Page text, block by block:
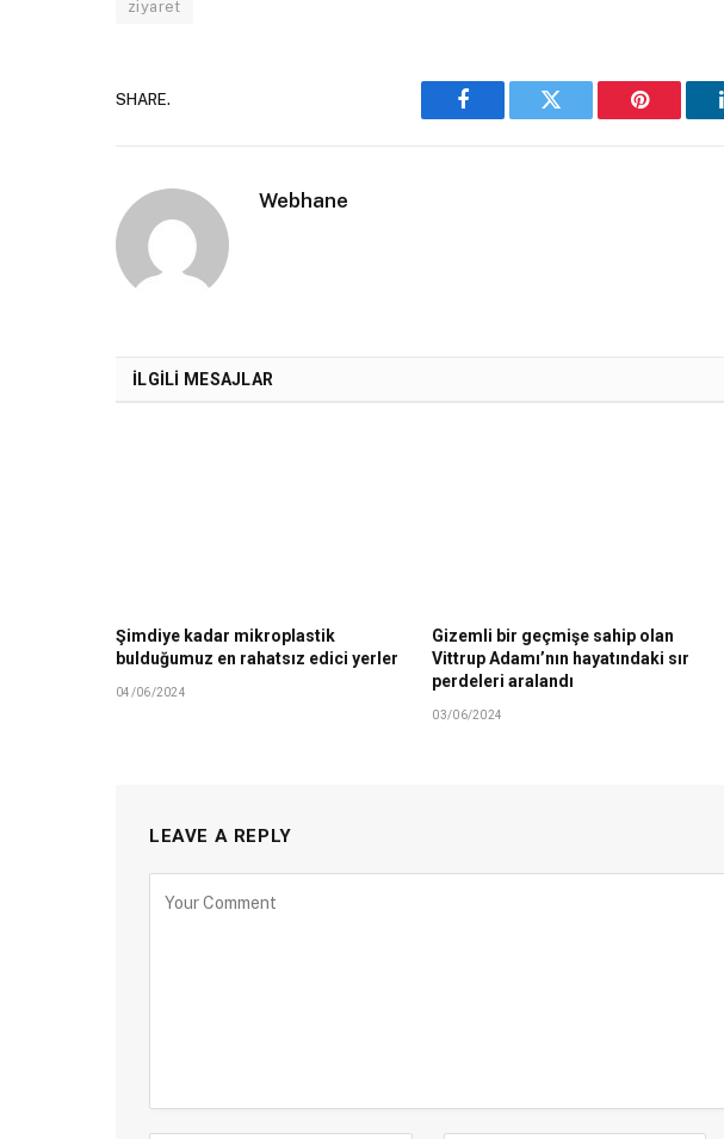
ziyaret
SHARE.
Facebook Twitter Pinterest
Webhane
İLGILI MESAJLAR
Şimdiye kadar mikroplastik
bulduğumuz en rahatsız edici yerler
04/06/2024
Gizemli bir geçmişe sahip olan
Vittrup Adamı’nın hayatındaki sır
perdeleri aralandı
03/06/2024
LEAVE A REPLY